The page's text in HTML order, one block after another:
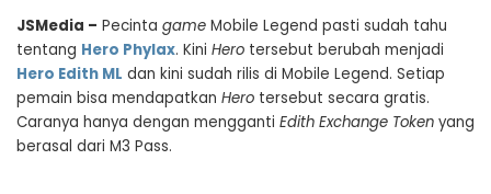
JSMedia – Pecinta game Mobile Legend pasti sudah tahu
tentang Hero Phylax. Kini Hero tersebut berubah menjadi
Hero Edith ML dan kini sudah rilis di Mobile Legend. Setiap
pemain bisa mendapatkan Hero tersebut secara gratis.
Caranya hanya dengan mengganti Edith Exchange Token yang
berasal dari M3 Pass.